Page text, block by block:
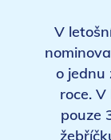
V
o jednu
roce.
pouze